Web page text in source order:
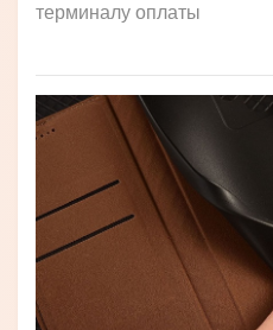
терминалу оплаты